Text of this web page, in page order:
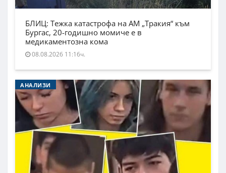
БЛИЦ: Тежка катастрофа на АМ „Тракия“ към
Бургас, 20-годишно момиче е в
медикаментозна кома
08.08.2026 11:16ч.
АНАЛИЗИ